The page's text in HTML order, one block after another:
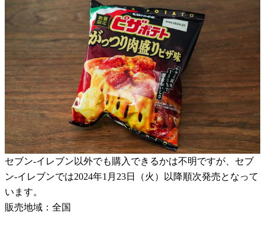
セブン-イレブン以外でも購入できるかは不明ですが、セブ
ン-イレブンでは2024年1月23日（火）以降順次発売となって
います。
販売地域：全国